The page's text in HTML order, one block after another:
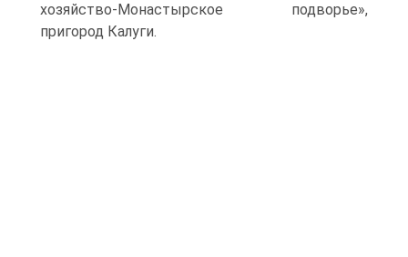
хозяйство-Монастырское подворье»,
пригород Калуги.